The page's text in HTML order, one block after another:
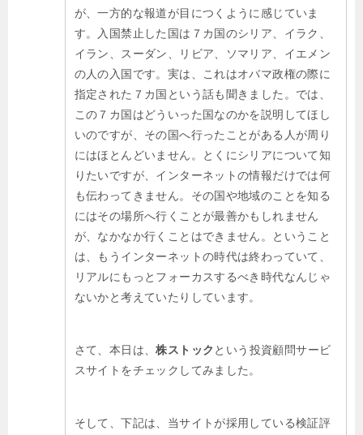
が、一方的な報道が目につくように感じていま
す。入国禁止した国は７カ国のシリア、イラク、
イラン、スーダン、リビア、ソマリア、イエメン
の人の入国です。実は、これはオバマ政権の際に
指定された７カ国という話も聞きました。では、
この７カ国はどういった国なのかを説明してほし
いのですが、その国へ行ったことがある人が周り
にはほとんどいません。とくにシリアについて知
りたいですが、インターネットの情報だけでは何
も伝わってきません。その国や地域のことを知る
にはその場所へ行くことが最善かもしれません
が、なかなか行くことはできません。ということ
は、もうインターネットの時代は終わっていて、
リアルにもっとフォーカスするべき時代なんじゃ
ないかと考えていたりしています。
さて、本日は、株ストック という投資顧問サービ
スサイトをチェックしてみました。
そして、下記は、当サイトが採用している検証評